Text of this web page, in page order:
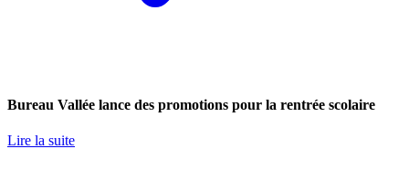
Bureau Vallée lance des promotions pour la rentrée scolaire
Lire la suite